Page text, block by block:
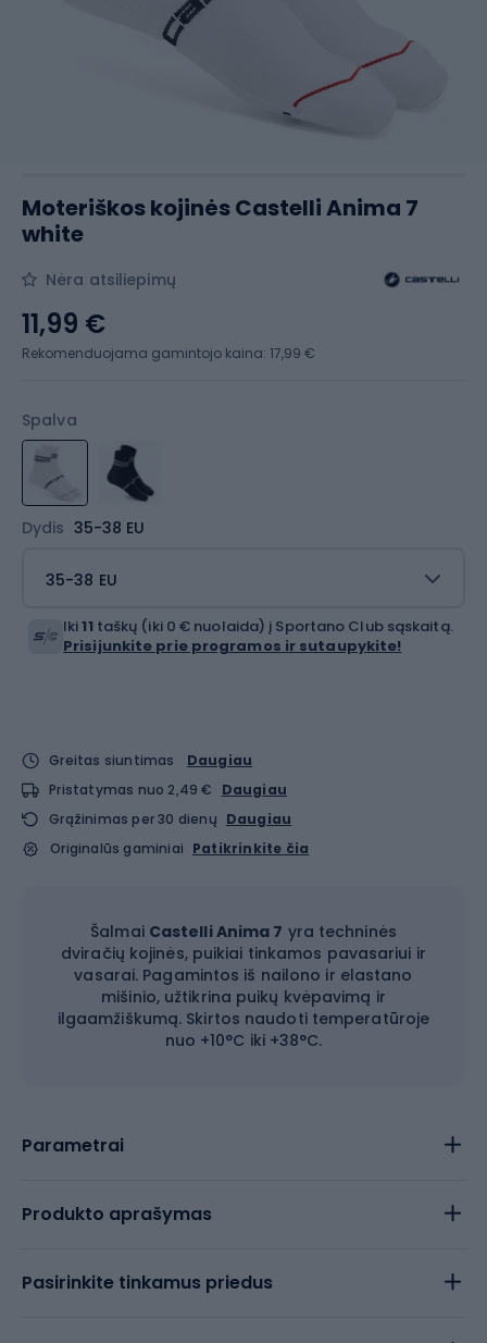
Moteriškos kojinės Castelli Anima 7
white
Nėra atsiliepimų
Spalva
Dydis 35-38 EU
35-38 EU
11,99 €
Rekomenduojama gamintojo kaina: 17,99 €
Iki11 taškų (iki 0 € nuolaida) į Sportano Club sąskaitą.
Prisijunkite prie programos ir sutaupykite!
Greitas siuntimas
Daugiau
Pristatymas nuo 2,49 €
Daugiau
Grąžinimas per 30 dienų Daugiau
Originalūs gaminiai Patikrinkite čia
Šalmai Castelli Anima 7 yra techninės
dviračių kojinės, puikiai tinkamos pavasariui ir
vasarai. Pagamintos iš nailono ir elastano
mišinio, užtikrina puikų kvėpavimą ir
ilgaamžiškumą. Skirtos naudoti temperatūroje
nuo +10°C iki +38°C.
Parametrai
Produkto aprašymas
Pasirinkite tinkamus priedus